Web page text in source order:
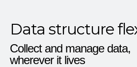
Data structure
Collect and manage data,
wherever it lives